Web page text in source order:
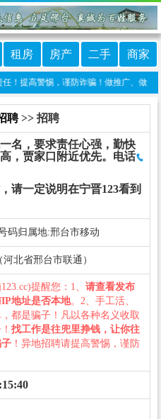
租房 房产 二手 商家
提高警惕，谨防诈骗！做推广、做信息
聘>> 招聘
名，要求责任心强，勤快
，贾家口附近优先。电话
请一定说明在宁晋123看到
码归属地:邢台市移动
河北省邢台市联通）
提醒您：1、 请查看发布
地址是否本地。2、手工活、
都是骗子！凡以各种名义收取
找工作是往兜里挣钱，让你往
！异地招聘请提高警惕，谨防